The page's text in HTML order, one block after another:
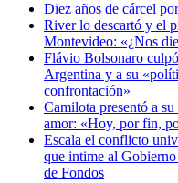
Diez años de cárcel
River lo descartó y el
Montevideo: «¿Nos
Flávio Bolsonaro
Argentina y a su
confrontación»
Camilota presentó a
amor: «Hoy, por fin,
Escala el conflicto
que intime al
de Fondos